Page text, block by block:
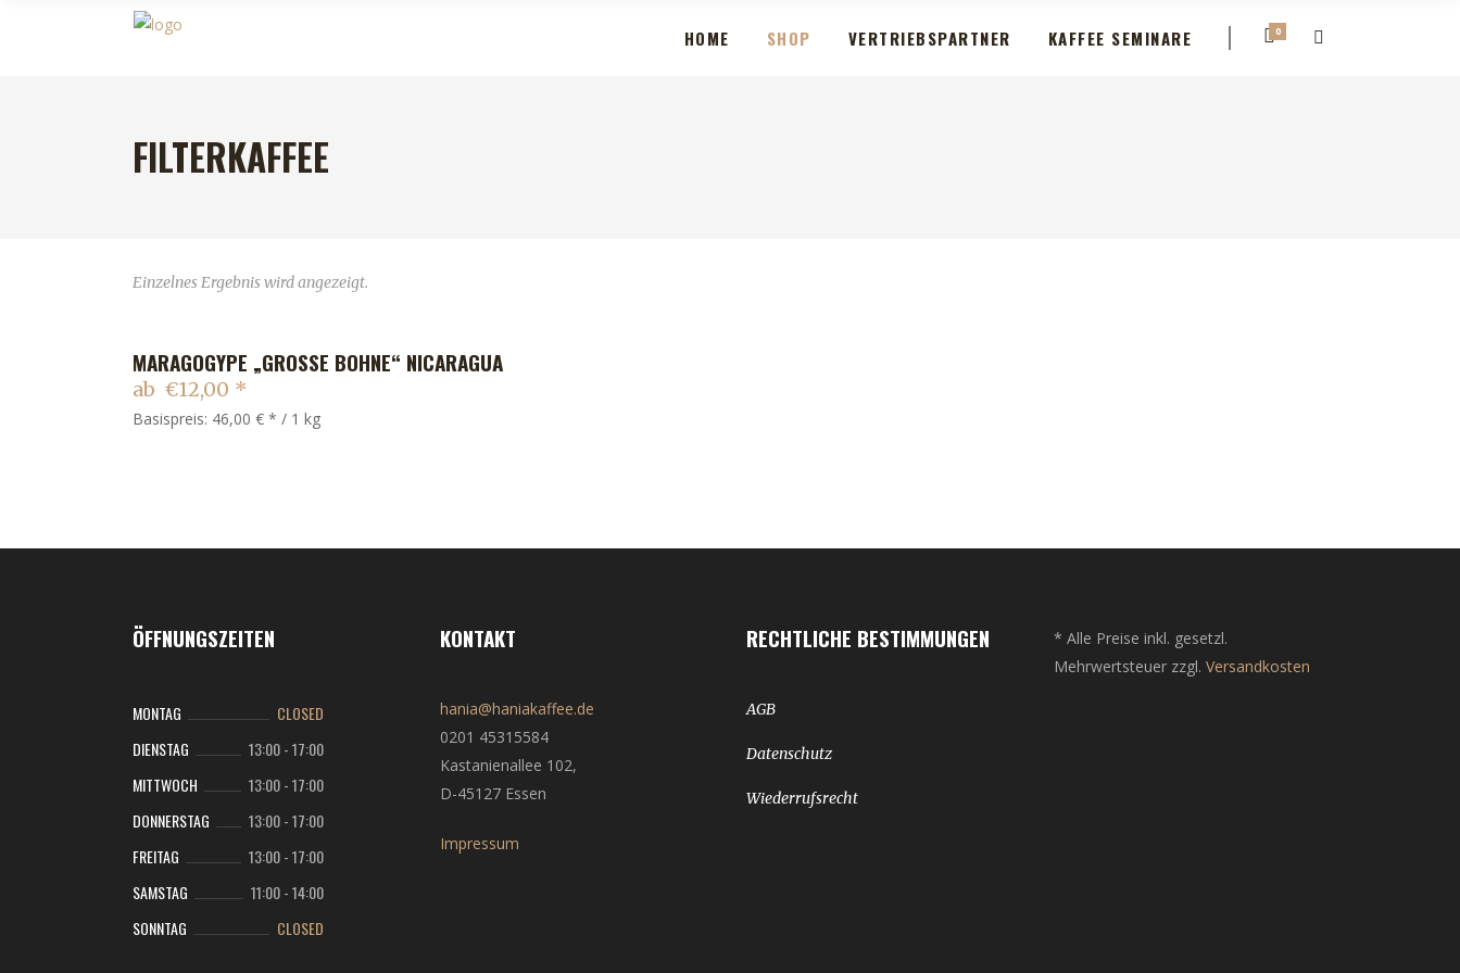
HOME SHOP VERTRIEBSPARTNER KAFFEE SEMINARE 0
FILTERKAFFEE
Einzelnes Ergebnis wird angezeigt.
IN DEN WARENKORB
MARAGOGYPE „GROSSE BOHNE“ NICARAGUA
ab €12,00 *
Basispreis: 46,00 € * / 1 kg
ÖFFNUNGSZEITEN
MONTAG
CLOSED
DIENSTAG
13:00-17:00
MITTWOCH
13:00-17:00
DONNERSTAG
13:00-17:00
FREITAG
13:00-17:00
SAMSTAG
11:00-14:00
SONNTAG
CLOSED
KONTAKT
hania@haniakaffee.de
0201 45315584
Kastanienallee 102,
D-45127 Essen
Impressum
RECHTLICHE BESTIMMUNGEN
AGB
Datenschutz
Wiederrufsrecht
* Alle Preise inkl. gesetzl.
Mehrwertsteuer zzgl. Versandkosten